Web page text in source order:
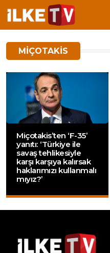
MIÇOTAKIS
Miçotakis’ten ‘F-35’
yanıtı: ‘Türkiye ile
savaş tehlikesiyle
karşı karşıya kalırsak
haklarımızı kullanmalı
mıyız?’